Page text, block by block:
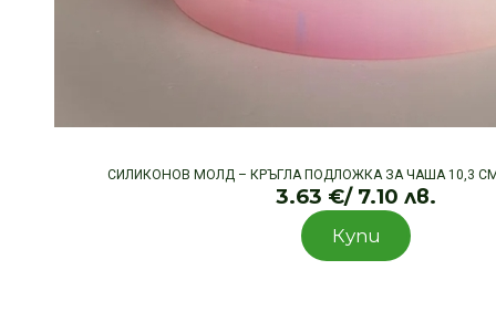
СИЛИКОНОВ МОЛД – КРЪГЛА ПОДЛОЖКА ЗА ЧАША 10,3
3.63 €/ 7.10 лв.
Купи